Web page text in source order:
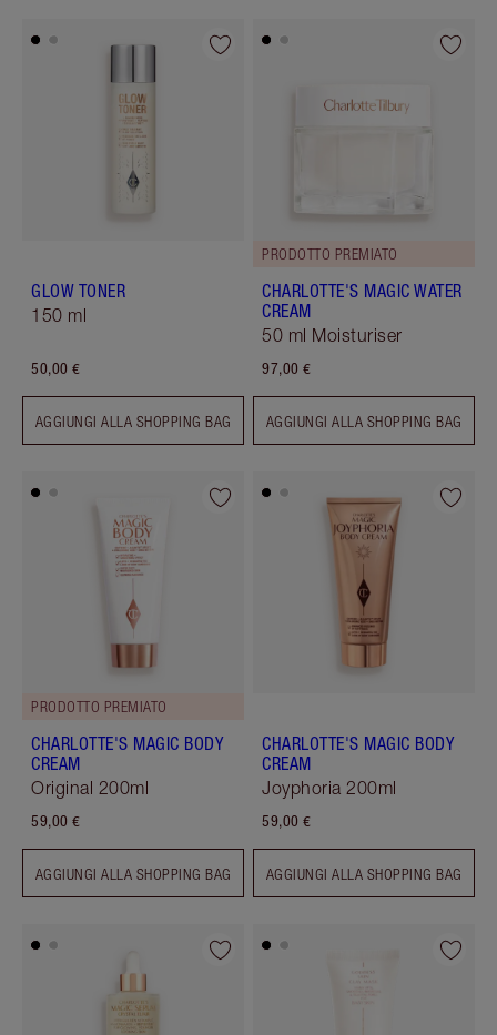
GLOW TONER
150 ml
50,00 €
AGGIUNGI ALLA SHOPPING BAG
PRODOTTO PREMIATO
CHARLOTTE'S MAGIC WATER
CREAM
50 ml Moisturiser
97,00 €
AGGIUNGI ALLA SHOPPING BAG
PRODOTTO PREMIATO
CHARLOTTE'S MAGIC BODY
CREAM
Original 200ml
59,00 €
AGGIUNGI ALLA SHOPPING BAG
CHARLOTTE'S MAGIC BODY
CREAM
Joyphoria 200ml
59,00 €
AGGIUNGI ALLA SHOPPING BAG